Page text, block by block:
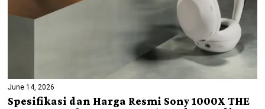
June 14, 2026
Spesifikasi dan Harga Resmi Sony 1000X THE